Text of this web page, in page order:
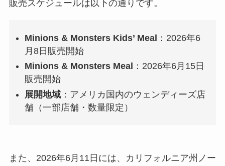
販売スケジュールは以下の通りです。
Minions & Monsters Kids’ Meal ：2026年6
月8日販売開始
Minions & Monsters Meal
：2026年6月15日
販売開始
展開地域 ：アメリカ国内のウェンディーズ店
舗（一部店舗・数量限定）
また、2026年6月11日には、カリフォルニア州ノー